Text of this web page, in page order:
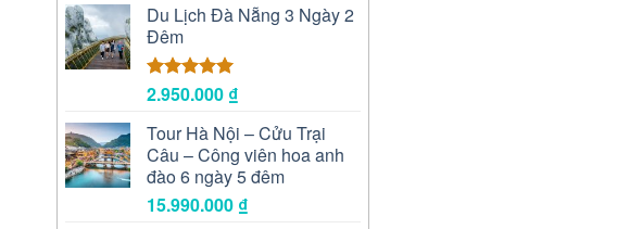
Du Lịch Đà Nẵng 3 Ngày 2
Đêm
Được xếp
5 sao
2.950.000 ₫
Tour Hà Nội – Cửu Trại
Câu – Công viên hoa anh
đào 6 ngày 5 đêm
15.990.000 ₫